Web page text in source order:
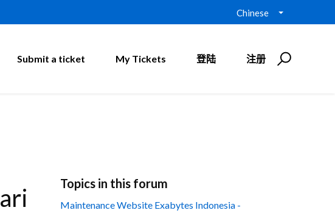
Chinese
Submit a ticket My Tickets 登陆 注册
Topics in this forum
Maintenance Website Exabytes Indonesia -